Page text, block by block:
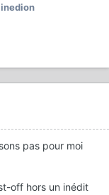
pas pour moi
off hors un inédit